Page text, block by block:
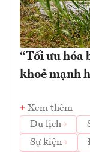
“Tối ưu hóa
khoẻ mạnh
Xem thêm
Du lịch
Sự kiện